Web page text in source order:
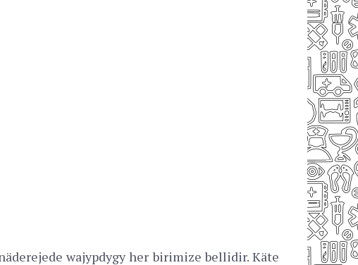
wajypdygy her birimize bellidir. Käte